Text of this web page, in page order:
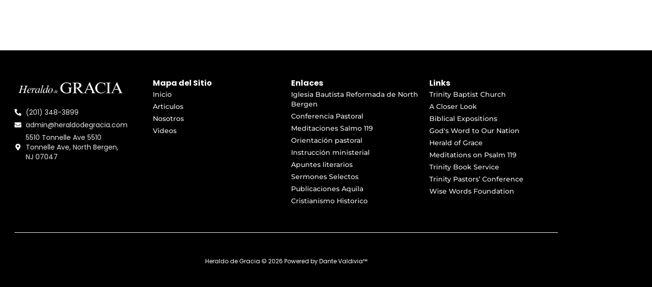
(201) 348-3899
admin@heraldodegracia.com
5510 Tonnelle Ave 5510
Tonnelle Ave, North Bergen,
NJ 07047
Mapa del Sitio
Inicio
Articulos
Nosotros
Videos
Enlaces
Iglesia Bautista Reformada de North
Bergen
Conferencia Pastoral
Meditaciones Salmo 119
Orientación pastoral
Instrucción ministerial
Apuntes literarios
Sermones Selectos
Publicaciones Aquila
Cristianismo Historico
Links
Trinity Baptist Church
A Closer Look
Biblical Expositions
God's Word to Our Nation
Herald of Grace
Meditations on Psalm 119
Trinity Book Service
Trinity Pastors’ Conference
Wise Words Foundation
Heraldo de Gracia © 2026 Powered byDante Valdivia™